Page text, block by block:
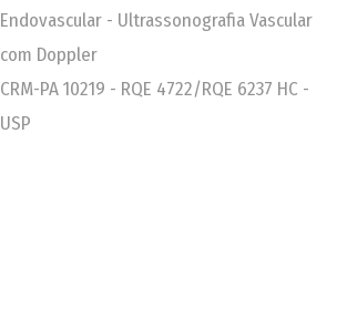
Endovascular - Ultrassonografia Vascular
com Doppler
CRM-PA 10219 - RQE 4722/RQE 6237 HC -
USP